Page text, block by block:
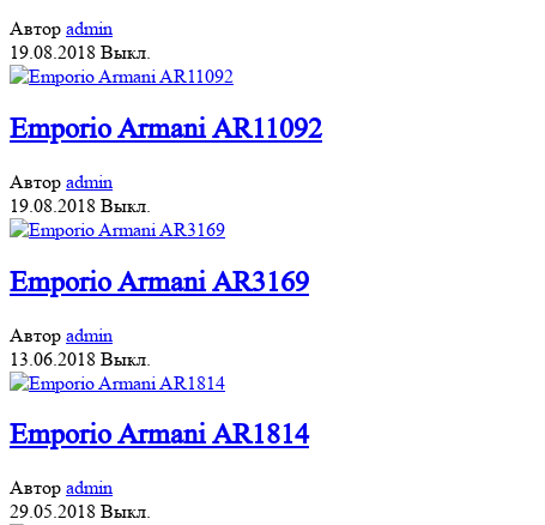
Автор admin
19.08.2018 Выкл.
Emporio Armani AR11092
Автор admin
19.08.2018 Выкл.
Emporio Armani AR3169
Автор admin
13.06.2018 Выкл.
Emporio Armani AR1814
Автор admin
29.05.2018 Выкл.